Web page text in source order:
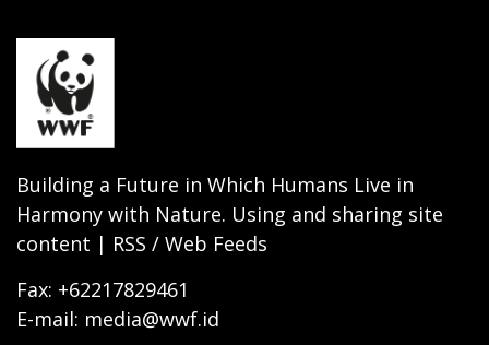
Building a Future in Which Humans Live in
Harmony with Nature. Using and sharing site
content | RSS / Web Feeds
Fax: +62217829461
E-mail: media@wwf.id